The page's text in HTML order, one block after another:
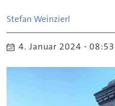
Stefan Weinzierl
4. Januar 2024 - 08:53